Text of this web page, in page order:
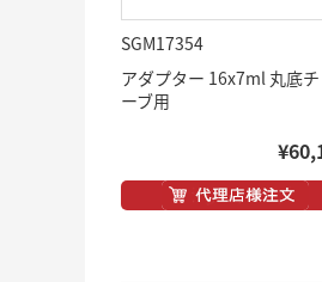
SGM17354
アダプター 16x7ml 丸底
ーブ用